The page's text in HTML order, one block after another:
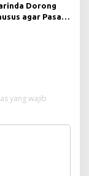
Dorong
agar Pasar
yang wajib